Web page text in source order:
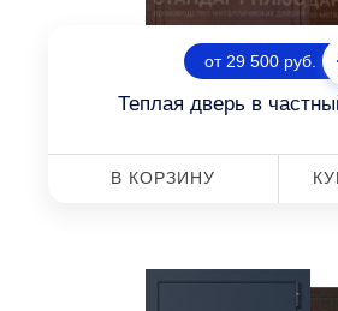
от 29 500 руб.
Теплая дверь в
В КОРЗИНУ